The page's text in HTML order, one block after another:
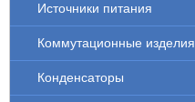
Источники питания
Коммутационные изделия
Конденсаторы